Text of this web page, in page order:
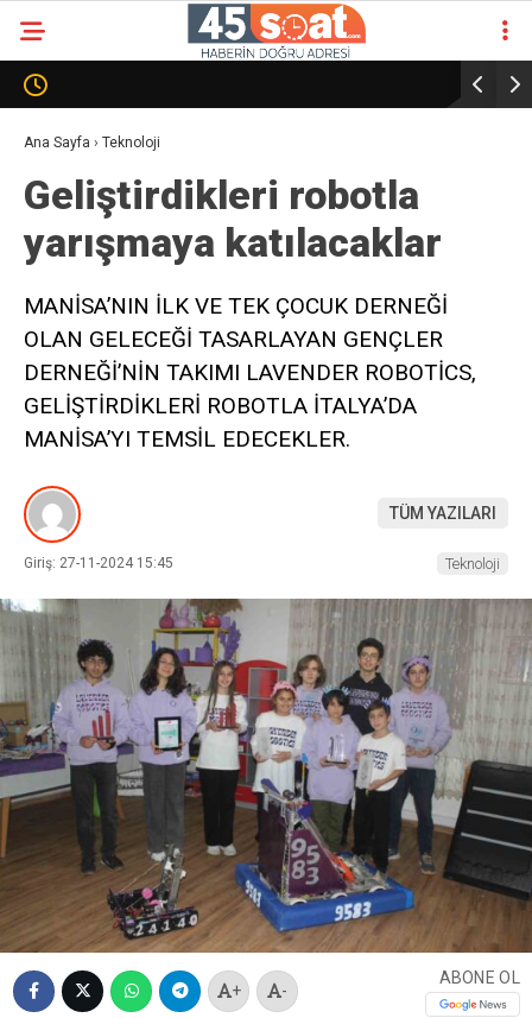
Ana Sayfa › Teknoloji
Geliştirdikleri robotla
yarışmaya katılacaklar
MANİSA’NIN İLK VE TEK ÇOCUK DERNEĞİ
OLAN GELECEĞİ TASARLAYAN GENÇLER
DERNEĞİ’NİN TAKIMI LAVENDER ROBOTİCS,
GELİŞTİRDİKLERİ ROBOTLA İTALYA’DA
MANİSA’YI TEMSİL EDECEKLER.
TÜM YAZILARI
Giriş: 27-11-2024 15:45 Teknoloji
+ -
ABONE OL